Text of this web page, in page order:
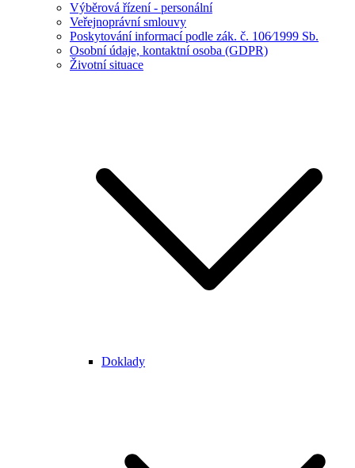
Výběrová řízení - personální
Veřejnoprávní smlouvy
Poskytování informací podle zák. č. 106⁄1999 Sb.
Osobní údaje, kontaktní osoba (GDPR)
Životní situace
Doklady